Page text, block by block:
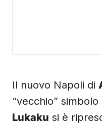
Il nuovo Napoli di
“vecchio”
Lukaku si è